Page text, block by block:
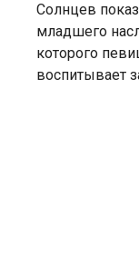
Солнцев
младшего
которого
воспитывает